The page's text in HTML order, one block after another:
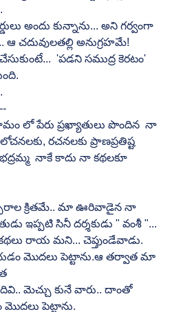
అందు కున్నాను... అని గర్వంగా
ఆ చదువులతల్లి అనుగ్రహమే!
'పడని సముద్ర కెరటం'
లో పేరు ప్రఖ్యాతులు పొందిన  నా
రచనలకు ప్రాణప్రతిష్ట
నాకే కాదు నా కథలకూ
క్రితమే.. మా ఊరివాడైన నా
ఇప్పటి సినీ దర్శకుడు " వంశీ "...
కథలు రాయ మని... చెప్తుండేవాడు.
మొదలు పెట్టాను.ఆ తర్వాత మా
మెచ్చు కునే వారు.. దాంతో
పెట్టాను.